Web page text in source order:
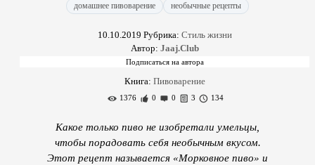
домашнее пивоварение
необычные рецепты
10.10.2019 Рубрика: Стиль жизни
Автор: Jaaj.Club
Книга: Пивоварение
1376 0 0 3 134
Какое только пиво не изобретали умельцы,
чтобы порадовать себя необычным вкусом.
Этот рецепт называется «Морковное пиво» и